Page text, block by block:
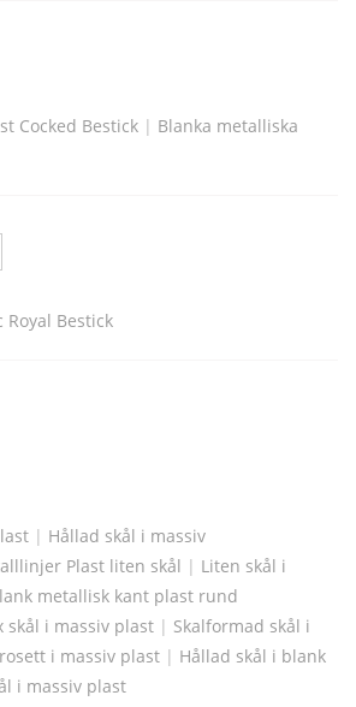
Cocked Bestick | Blanka metalliska
Royal Bestick
| Hållad skål i massiv
Plast liten skål | Liten skål i
metallisk kant plast rund
skål i massiv plast | Skalformad skål i
i massiv plast | Hållad skål i blank
i massiv plast